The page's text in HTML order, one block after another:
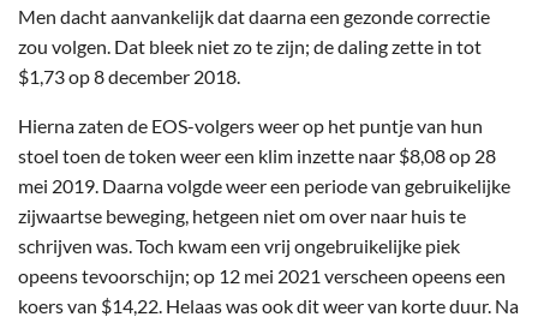
Men dacht aanvankelijk dat daarna een gezonde correctie
zou volgen. Dat bleek niet zo te zijn; de daling zette in tot
$1,73 op 8 december 2018.
Hierna zaten de EOS-volgers weer op het puntje van hun
stoel toen de token weer een klim inzette naar $8,08 op 28
mei 2019. Daarna volgde weer een periode van gebruikelijke
zijwaartse beweging, hetgeen niet om over naar huis te
schrijven was. Toch kwam een vrij ongebruikelijke piek
opeens tevoorschijn; op 12 mei 2021 verscheen opeens een
koers van $14,22. Helaas was ook dit weer van korte duur. Na